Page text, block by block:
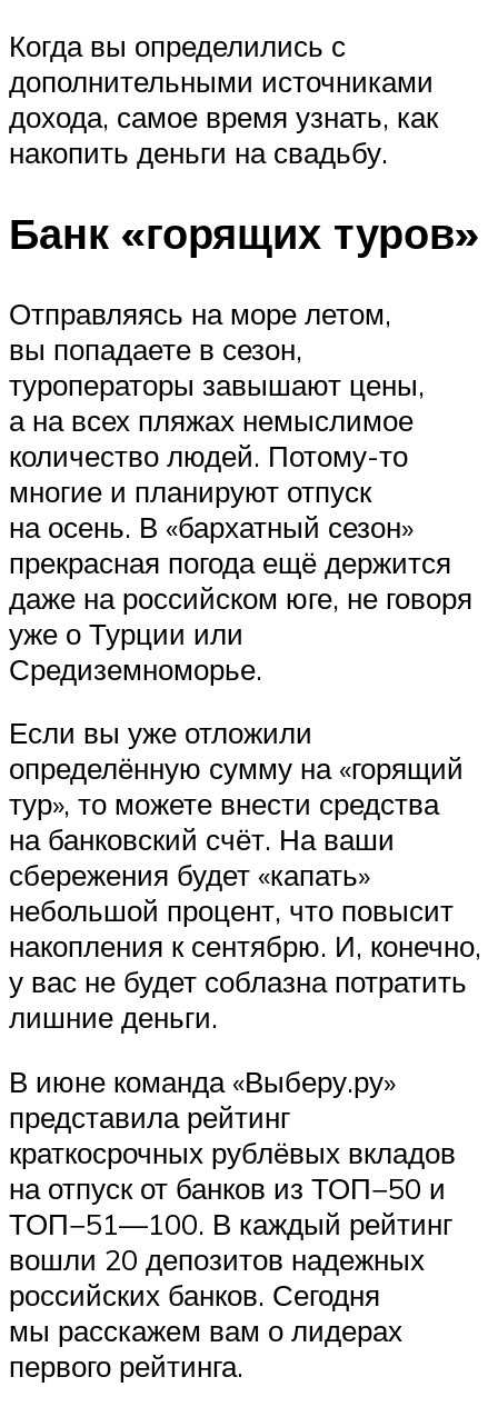
Когда вы определились с
дополнительными источниками
дохода, самое время узнать, как
накопить деньги на свадьбу.
Банк «горящих туров»
Отправляясь на море летом,
вы попадаете в сезон,
туроператоры завышают цены,
а на всех пляжах немыслимое
количество людей. Потому-то
многие и планируют отпуск
на осень. В «бархатный сезон»
прекрасная погода ещё держится
даже на российском юге, не говоря
уже о Турции или
Средиземноморье.
Если вы уже отложили
определённую сумму на «горящий
тур», то можете внести средства
на банковский счёт. На ваши
сбережения будет «капать»
небольшой процент, что повысит
накопления к сентябрю. И, конечно,
у вас не будет соблазна потратить
лишние деньги.
В июне команда «Выберу.ру»
представила рейтинг
краткосрочных рублёвых вкладов
на отпуск от банков из ТОП−50 и
ТОП−51—100. В каждый рейтинг
вошли 20 депозитов надежных
российских банков. Сегодня
мы расскажем вам о лидерах
первого рейтинга.